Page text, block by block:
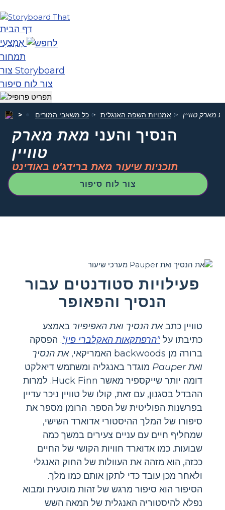
דף הבית
אֶמְצָעִי
תמחור
צור Storyboard
צור לוח סיפור
כל משאבי המורים אמנויות השפה האנגלית מארק טוויין
הנסיך והעני מאת מארק
טוויין
תוכניות שיעור מאת ברידג'ט באודינט
צור לוח סיפור
פעילויות סטודנטים עבור
הנסיך והפאופר
טוויין כתבאת הנסיך ואת האפיפיור באמצע
כתיבתו על "הרפתקאות האקלברי פין". הפסקה
ברורה מן backwoods האמריקאי,
את הנסיך
ואת Pauper
מוגדר באנגליה ומשתמש דיאלקט
דומה יותר שייקספיר מאשר Huck Finn. למרות
ההבדל בסגנון, עם זאת, קולו של טוויין ניכר עדיין
בפרשנות הפוליטית של הספר. הרומן מספר את
סיפורו של המלך ההיסטורי אדוארד השישי,
שמחליף חיים עם עניים צעירים במשך כמה
שבועות. כמו אדוארד חוויות הקושי של החיים
ככזה, הוא מזהה את העוולות של החוק האנגלי
ולאחר מכן עובד כדי לתקן אותם כמו מלך.
הסיפור הוא סיפור מרגש של זהות מוטעית ומבוא
נפלא להיסטוריה האנגלית של המאה השש